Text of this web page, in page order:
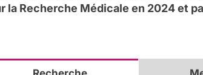
la Recherche Médicale en 2024 et